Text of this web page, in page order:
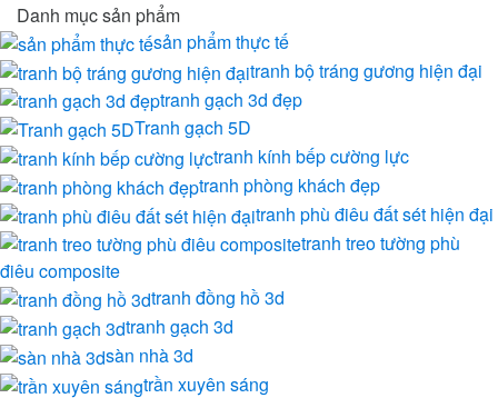
Danh mục sản phẩm
sản phẩm thực tế
tranh bộ tráng gương hiện đại
tranh gạch 3d đẹp
Tranh gạch 5D
tranh kính bếp cường lực
tranh phòng khách đẹp
tranh phù điêu đất sét hiện đại
tranh treo tường phù
điêu composite
tranh đồng hồ 3d
tranh gạch 3d
sàn nhà 3d
trần xuyên sáng